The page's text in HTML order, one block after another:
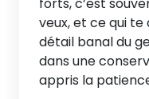
veux, et ce qui te
détail banal du
dans une
appris la